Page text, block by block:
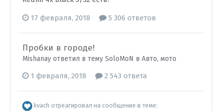
17 февраля, 2018 5 306 ответов
Пробки в городе!
Mishanay ответил в тему SoloMoN в Авто, мото
1 февраля, 2018 2 543 ответа
kvach отреагировал на сообщение в теме: